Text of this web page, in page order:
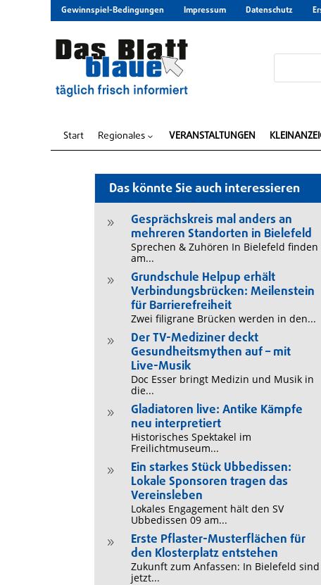
Gewinnspiel-Bedingungen Impressum Datenschutz
Start Regionales 3 VERANSTALTUNGEN
Das könnte Sie auch interessieren
9
Gesprächskreis mal anders an
mehreren Standorten in Bielefeld
Sprechen & Zuhören In Bielefeld finden
am...
9
Grundschule Helpup erhält
Verbindungsbrücken: Meilenstein
für Barrierefreiheit
Zwei filigrane Brücken werden in den...
9
Der TV-Mediziner deckt
Gesundheitsmythen auf – mit
Live-Musik
Doc Esser bringt Medizin und Musik in
die...
9
Gladiatoren live: Antike Kämpfe
neu interpretiert
Historisches Spektakel im
Freilichtmuseum...
9
Ein starkes Stück Ubbedissen:
Lokale Sponsoren tragen das
Vereinsleben
Lokales Engagement hält den SV
Ubbedissen 09 am...
9
Erste Pflaster-Musterflächen für
den Klosterplatz entstehen
Zukunft zum Anfassen: In Bielefeld sind
jetzt...